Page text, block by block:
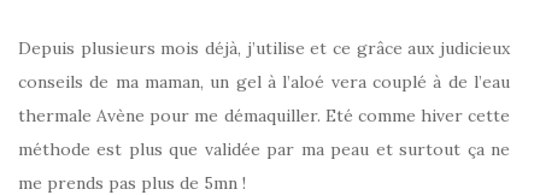
Depuis plusieurs mois déjà, j’utilise et ce grâce aux judicieux
conseils de ma maman, un gel à l’aloé vera couplé à de l’eau
thermale Avène pour me démaquiller. Eté comme hiver cette
méthode est plus que validée par ma peau et surtout ça ne
me prends pas plus de 5mn !